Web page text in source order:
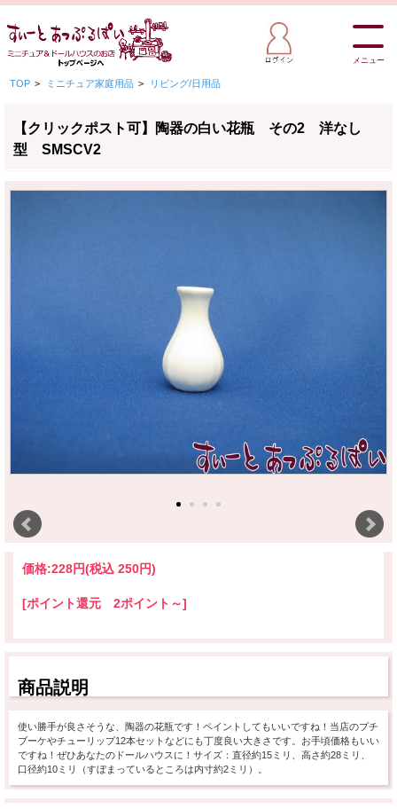
メニュー
TOP > ミニチュア家庭用品 > リビング/日用品
【クリックポスト可】陶器の白い花瓶 その2 洋なし
型 SMSCV2
価格:228円(税込 250円)
[ポイント還元 2ポイント～]
商品説明
使い勝手が良さそうな、陶器の花瓶です！ペイントしてもいいですね！当店のプチ
ブーケやチューリップ12本セットなどにも丁度良い大きさです。お手頃価格もいい
ですね！ぜひあなたのドールハウスに！サイズ：直径約15ミリ、高さ約28ミリ、
口径約10ミリ（すぼまっているところは内寸約2ミリ）。